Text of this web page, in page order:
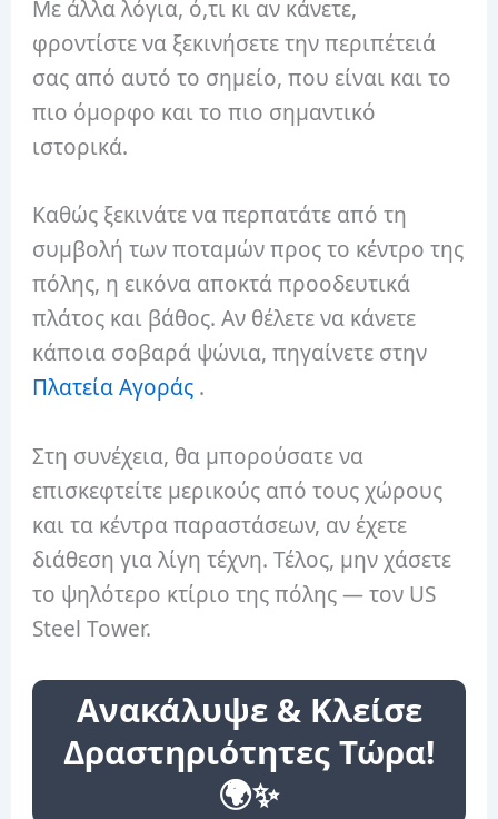
Με άλλα λόγια, ό,τι κι αν κάνετε,
φροντίστε να ξεκινήσετε την περιπέτειά
σας από αυτό το σημείο, που είναι και το
πιο όμορφο και το πιο σημαντικό
ιστορικά.
Καθώς ξεκινάτε να περπατάτε από τη
συμβολή των ποταμών προς το κέντρο της
πόλης, η εικόνα αποκτά προοδευτικά
πλάτος και βάθος. Αν θέλετε να κάνετε
κάποια σοβαρά ψώνια, πηγαίνετε στην
Πλατεία Αγοράς .
Στη συνέχεια, θα μπορούσατε να
επισκεφτείτε μερικούς από τους χώρους
και τα κέντρα παραστάσεων, αν έχετε
διάθεση για λίγη τέχνη. Τέλος, μην χάσετε
το ψηλότερο κτίριο της πόλης — τον US
Steel Tower.
Ανακάλυψε & Κλείσε
Δραστηριότητες Τώρα!
🌍✨